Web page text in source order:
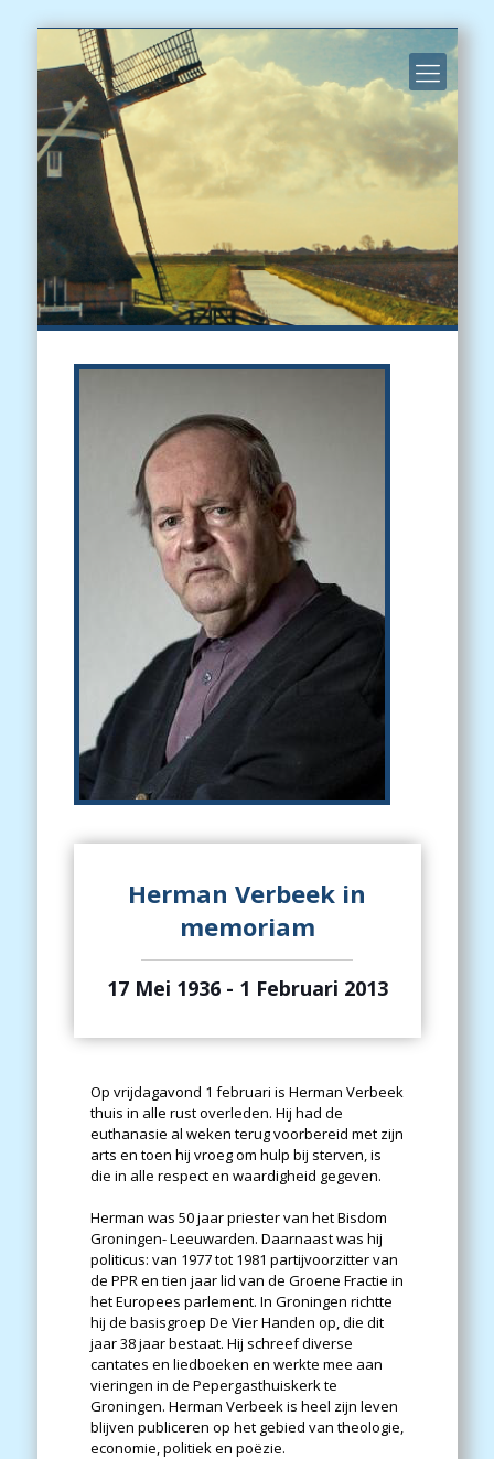
Herman Verbeek in
memoriam
17 Mei 1936 - 1 Februari 2013
Op vrijdagavond 1 februari is Herman Verbeek
thuis in alle rust overleden. Hij had de
euthanasie al weken terug voorbereid met zijn
arts en toen hij vroeg om hulp bij sterven, is
die in alle respect en waardigheid gegeven.
Herman was 50 jaar priester van het Bisdom
Groningen- Leeuwarden. Daarnaast was hij
politicus: van 1977 tot 1981 partijvoorzitter van
de PPR en tien jaar lid van de Groene Fractie in
het Europees parlement. In Groningen richtte
hij de basisgroep De Vier Handen op, die dit
jaar 38 jaar bestaat. Hij schreef diverse
cantates en liedboeken en werkte mee aan
vieringen in de Pepergasthuiskerk te
Groningen. Herman Verbeek is heel zijn leven
blijven publiceren op het gebied van theologie,
economie, politiek en poëzie.